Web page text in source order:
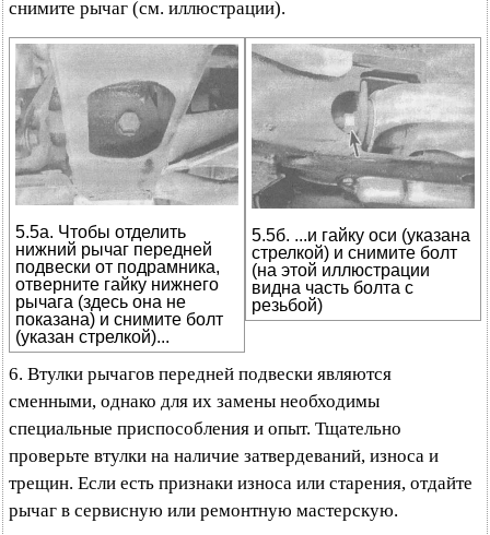
снимите рычаг (см. иллюстрации).
5.5а. Чтобы отделить
нижний рычаг передней
подвески от подрамника,
отверните гайку нижнего
рычага (здесь она не
показана) и снимите болт
(указан стрелкой)...
5.5б. ...и гайку оси (указана
стрелкой) и снимите болт
(на этой иллюстрации
видна часть болта с
резьбой)
6. Втулки рычагов передней подвески являются
сменными, однако для их замены необходимы
специальные приспособления и опыт. Тщательно
проверьте втулки на наличие затвердеваний, износа и
трещин. Если есть признаки износа или старения, отдайте
рычаг в сервисную или ремонтную мастерскую.